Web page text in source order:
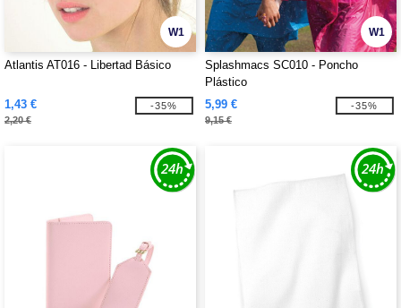
W1
Atlantis AT016 - Libertad Básico
1,43 €
2,20 €
-35%
W1
Splashmacs SC010 - Poncho
Plástico
5,99 €
9,15 €
-35%